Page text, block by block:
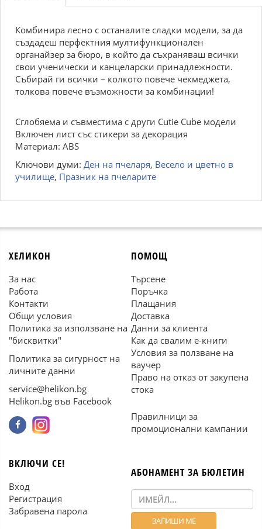
Комбинира лесно с останалите сладки модели, за да
създадеш перфектния мултифункционален
органайзер за бюро, в който да съхраняваш всички
свои ученически и канцеларски принадлежности.
Събирай ги всички – колкото повече чекмеджета,
толкова повече възможности за комбинации!
Сглобяема и съвместима с други Cutie Cube модели
Включен лист със стикери за декорация
Материал: ABS
Ключови думи: Ден на пчеларя, Весело и цветно в
училище, Празник на пчеларите
ХЕЛИКОН
За нас
Работа
Контакти
Общи условия
Политика за използване на
"бисквитки"
Политика за сигурност на
личните данни
service@helikon.bg
Helikon.bg във Facebook
ПОМОЩ
Търсене
Поръчка
Плащания
Доставка
Данни за клиента
Как да свалим е-книги
Условия за ползване на
ваучер
Право на отказ от закупена
стока
Правилници за
промоционални кампании
ВКЛЮЧИ СЕ!
Вход
Регистрация
Забравена парола
АБОНАМЕНТ ЗА БЮЛЕТИН